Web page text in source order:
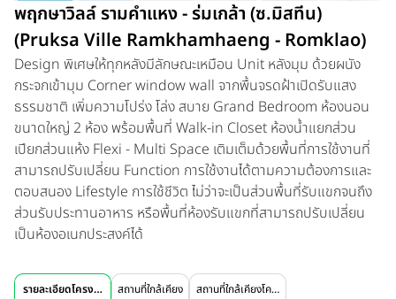
พฤกษาวิลล์ รามคำแหง - ร่มเกล้า (ซ.มิสทีน)
(Pruksa Ville Ramkhamhaeng - Romklao)
Design พิเศษให้ทุกหลังมีลักษณะเหมือน Unit หลังมุม ด้วยผนัง
กระจกเข้ามุม Corner window wall จากพื้นจรดฝ้าเปิดรับแสง
ธรรมชาติ เพิ่มความโปร่ง โล่ง สบาย Grand Bedroom ห้องนอน
ขนาดใหญ่ 2 ห้อง พร้อมพื้นที่ Walk-in Closet ห้องน้ำแยกส่วน
เปียกส่วนแห้ง Flexi - Multi Space เติมเต็มด้วยพื้นที่การใช้งานที่
สามารถปรับเปลี่ยน Function การใช้งานได้ตามความต้องการและ
ตอบสนอง Lifestyle การใช้ชีวิต ไม่ว่าจะเป็นส่วนพื้นที่รับแขกจนถึง
ส่วนรับประทานอาหาร หรือพื้นที่ห้องรับแขกที่สามารถปรับเปลี่ยน
เป็นห้องอเนกประสงค์ได้
รายละเอียดโครงการ สถานที่ใกล้เคียง สถานที่ใกล้เคียงโครงการ